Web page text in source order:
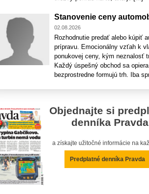
Stanovenie ceny
02.08.2026
Rozhodnutie predať alebo kúpiť
prípravu. Emocionálny vzťah k
ponukovej ceny, kým neznalosť
Každý úspešný obchod sa
bezprostredne formujú trh. Iba
Objednajte si
denníka Pravda
a získajte užitočné informácie na
Predplatné denníka Pravda